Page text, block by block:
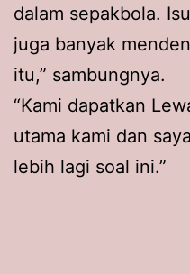
dalam sepakbola.
juga banyak
itu,” sambungnya.
“Kami dapatkan
utama kami dan
lebih lagi soal ini.”